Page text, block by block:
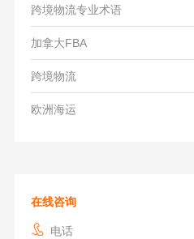
跨境物流专业术语
加拿大FBA
跨境物流
欧洲海运
在线咨询
电话